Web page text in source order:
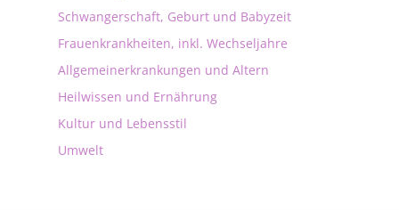
Schwangerschaft, Geburt und Babyzeit
Frauenkrankheiten, inkl. Wechseljahre
Allgemeinerkrankungen und Altern
Heilwissen und Ernährung
Kultur und Lebensstil
Umwelt